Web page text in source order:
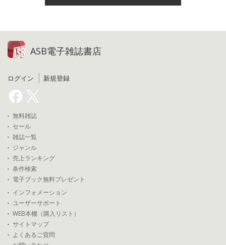
ASB電子雑誌書店
ログイン 新規登録
無料雑誌
セール
雑誌一覧
ジャンル
売上ランキング
条件検索
電子ブック無料プレゼント
インフォメーション
ユーザーサポート
WEB本棚（購入リスト）
サイトマップ
よくあるご質問